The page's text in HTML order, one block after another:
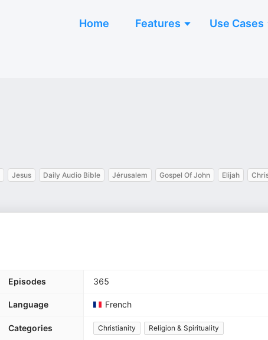
Home Features Use Cases
Jesus Daily Audio Bible Jérusalem Gospel Of John Elijah
Episodes 365
Language French
Categories Christianity Religion & Spirituality